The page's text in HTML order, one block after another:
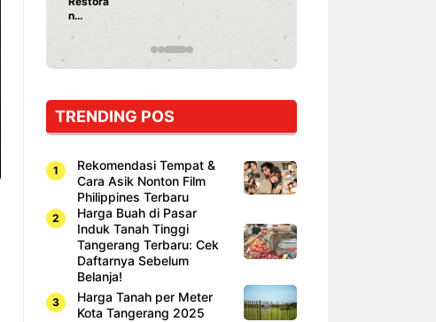
n
yang
Dicoba,
Cuma
Sushi!
TRENDING POS
Rekomendasi Tempat &
Cara Asik Nonton Film
Philippines Terbaru
Harga Buah di Pasar
Induk Tanah Tinggi
Tangerang Terbaru: Cek
Daftarnya Sebelum
Belanja!
Harga Tanah per Meter
Kota Tangerang 2025